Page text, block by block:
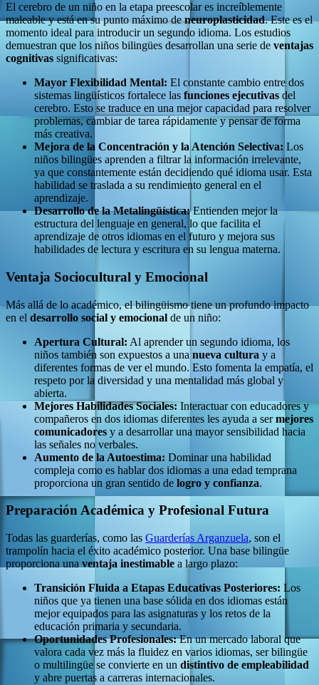
El cerebro de un niño en la etapa preescolar es increíblemente
maleable y está en su punto máximo deneuroplasticidad. Este es el
momento ideal para introducir un segundo idioma. Los estudios
demuestran que los niños bilingües desarrollan una serie de ventajas
cognitivas significativas:
Mayor Flexibilidad Mental: El constante cambio entre dos
sistemas lingüísticos fortalece las funciones ejecutivas del
cerebro. Esto se traduce en una mejor capacidad para resolver
problemas, cambiar de tarea rápidamente y pensar de forma
más creativa.
Mejora de la Concentración y la Atención Selectiva: Los
niños bilingües aprenden a filtrar la información irrelevante,
ya que constantemente están decidiendo qué idioma usar. Esta
habilidad se traslada a su rendimiento general en el
aprendizaje.
Desarrollo de la Metalingüística:Entienden mejor la
estructura del lenguaje en general, lo que facilita el
aprendizaje de otros idiomas en el futuro y mejora sus
habilidades de lectura y escritura en su lengua materna.
Ventaja Sociocultural y Emocional
Más allá de lo académico, el bilingüismo tiene un profundo impacto
en el desarrollo social y emocional de un niño:
Apertura Cultural: Al aprender un segundo idioma, los
niños también son expuestos a una nueva cultura y a
diferentes formas de ver el mundo. Esto fomenta la empatía, el
respeto por la diversidad y una mentalidad más global y
abierta.
Mejores Habilidades Sociales:Interactuar con educadores y
compañeros en dos idiomas diferentes les ayuda a sermejores
comunicadores y a desarrollar una mayor sensibilidad hacia
las señales no verbales.
Aumento de la Autoestima: Dominar una habilidad
compleja como es hablar dos idiomas a una edad temprana
proporciona un gran sentido de logro y confianza.
Preparación Académica y Profesional Futura
Todas las guarderías, como las Guarderías Arganzuela, son el
trampolín hacia el éxito académico posterior. Una base bilingüe
proporciona una ventaja inestimable a largo plazo:
Transición Fluida a Etapas Educativas Posteriores: Los
niños que ya tienen una base sólida en dos idiomas están
mejor equipados para las asignaturas y los retos de la
educación primaria y secundaria.
Oportunidades Profesionales:En un mercado laboral que
valora cada vez más la fluidez en varios idiomas, ser bilingüe
o multilingüe se convierte en un distintivo de empleabilidad
y abre puertas a carreras internacionales.